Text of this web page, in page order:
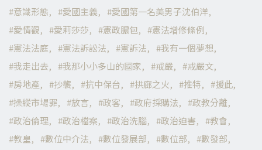
意識形態
愛國主義
愛國第一名美男子沈伯洋
愛情觀
愛莉莎莎 憲政膿包
憲法增修條例
憲法法庭
憲法訴訟法 憲訴法
我有一個夢想
我走出去
我那小小多山的國家 戒嚴
戒嚴文
房地產
抄襲 抗中保台 拱廊之火 推特
援此
操縱市場罪
放言 政客 政府採購法
政教分離
政治倫理
政治檔案 政治洗腦 政治迫害
教會
教皇
數位中介法 數位發展部 數位部
數發部